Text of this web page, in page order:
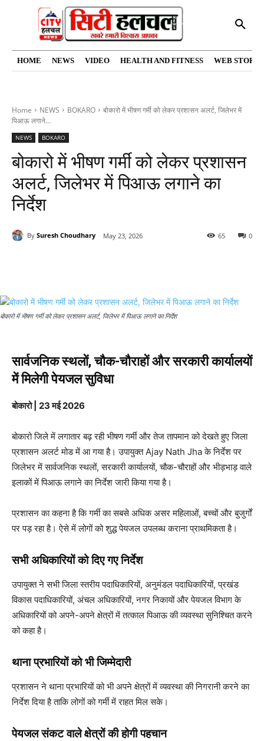
HOME NEWS VIDEO HEALTH AND FITNESS WEB
Home NEWS BOKARO
बोकारो में भीषण गर्मी को लेकर प्रशासन अलर्ट, जिलेभर में
पिआऊ लगाने...
NEWS BOKARO
बोकारो में भीषण गर्मी को लेकर प्रशासन
अलर्ट, जिलेभर में पिआऊ लगाने का
निर्देश
By Suresh Choudhary May 23, 2026 0
65
बोकारो में भीषण गर्मी को लेकर प्रशासन अलर्ट, जिलेभर में पिआऊ लगाने का निर्देश
सार्वजनिक स्थलों, चौक-चौराहों और सरकारी कार्यालयों
में मिलेगी पेयजल सुविधा
बोकारो | 23 मई 2026
बोकारो जिले में लगातार बढ़ रही भीषण गर्मी और तेज तापमान को देखते हुए जिला
प्रशासन अलर्ट मोड में आ गया है। उपायुक्त Ajay Nath Jhaके निर्देश पर
जिलेभर में सार्वजनिक स्थलों, सरकारी कार्यालयों, चौक-चौराहों और भीड़भाड़ वाले
इलाकों में पिआऊ लगाने का निर्देश जारी किया गया है।
प्रशासन का कहना है कि गर्मी का सबसे अधिक असर महिलाओं, बच्चों और बुजुर्गों
पर पड़ रहा है। ऐसे में लोगों को शुद्ध पेयजल उपलब्ध कराना प्राथमिकता है।
सभी अधिकारियों को दिए गए निर्देश
उपायुक्त ने सभी जिला स्तरीय पदाधिकारियों, अनुमंडल पदाधिकारियों, प्रखंड
विकास पदाधिकारियों, अंचल अधिकारियों, नगर निकायों और पेयजल विभाग के
अधिकारियों को अपने-अपने क्षेत्रों में तत्काल पिआऊ की व्यवस्था सुनिश्चित करने
को कहा है।
थाना प्रभारियों को भी जिम्मेदारी
प्रशासन ने थाना प्रभारियों को भी अपने क्षेत्रों में व्यवस्था की निगरानी करने का
निर्देश दिया है ताकि लोगों को गर्मी में राहत मिल सके।
पेयजल संकट वाले क्षेत्रों की होगी पहचान